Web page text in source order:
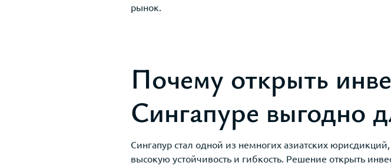
рынок.
Почему открыть
Сингапуре выгодно
Сингапур стал одной из немногих азиатских
высокую устойчивость и гибкость. Решение открыть